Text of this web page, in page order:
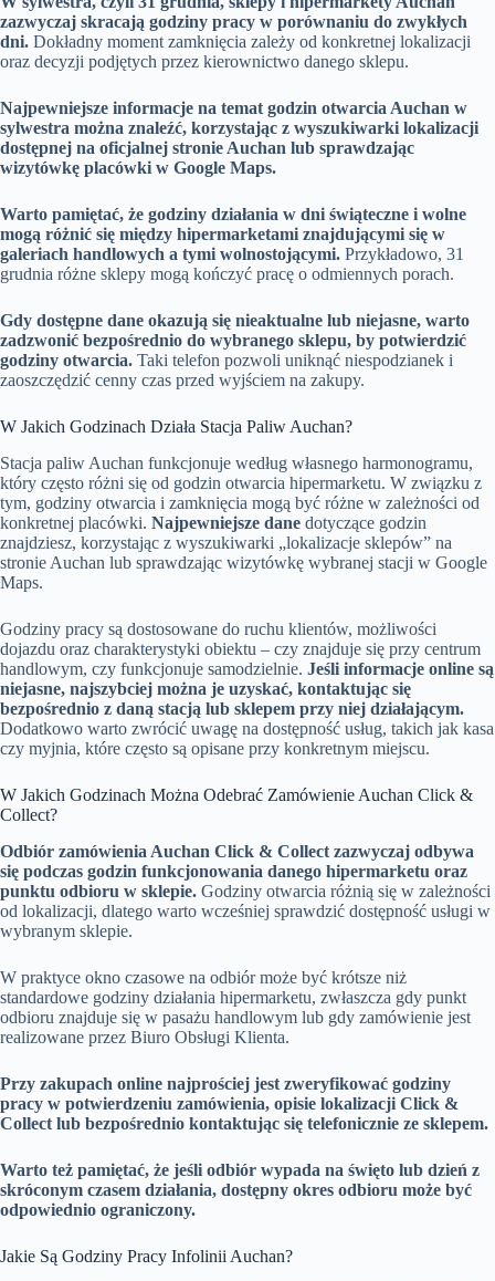
zazwyczaj skracają godziny pracy w porównaniu do zwykłych
dni. Dokładny moment zamknięcia zależy od konkretnej lokalizacji
oraz decyzji podjętych przez kierownictwo danego sklepu.
Najpewniejsze informacje na temat godzin otwarcia Auchan w
sylwestra można znaleźć, korzystając z wyszukiwarki lokalizacji
dostępnej na oficjalnej stronie Auchan lub sprawdzając
wizytówkę placówki w Google Maps.
Warto pamiętać, że godziny działania w dni świąteczne i wolne
mogą różnić się między hipermarketami znajdującymi się w
galeriach handlowych a tymi wolnostojącymi. Przykładowo, 31
grudnia różne sklepy mogą kończyć pracę o odmiennych porach.
Gdy dostępne dane okazują się nieaktualne lub niejasne, warto
zadzwonić bezpośrednio do wybranego sklepu, by potwierdzić
godziny otwarcia. Taki telefon pozwoli uniknąć niespodzianek i
zaoszczędzić cenny czas przed wyjściem na zakupy.
W Jakich Godzinach Działa Stacja Paliw Auchan?
Stacja paliw Auchan funkcjonuje według własnego harmonogramu,
który często różni się od godzin otwarcia hipermarketu. W związku z
tym, godziny otwarcia i zamknięcia mogą być różne w zależności od
konkretnej placówki. Najpewniejsze dane dotyczące godzin
znajdziesz, korzystając z wyszukiwarki „lokalizacje sklepów” na
stronie Auchan lub sprawdzając wizytówkę wybranej stacji w Google
Maps.
Godziny pracy są dostosowane do ruchu klientów, możliwości
dojazdu oraz charakterystyki obiektu – czy znajduje się przy centrum
handlowym, czy funkcjonuje samodzielnie. Jeśli informacje online są
niejasne, najszybciej można je uzyskać, kontaktując się
bezpośrednio z daną stacją lub sklepem przy niej działającym.
Dodatkowo warto zwrócić uwagę na dostępność usług, takich jak kasa
czy myjnia, które często są opisane przy konkretnym miejscu.
W Jakich Godzinach Można Odebrać Zamówienie Auchan Click &
Collect?
Odbiór zamówienia Auchan Click & Collect zazwyczaj odbywa
się podczas godzin funkcjonowania danego hipermarketu oraz
punktu odbioru w sklepie. Godziny otwarcia różnią się w zależności
od lokalizacji, dlatego warto wcześniej sprawdzić dostępność usługi w
wybranym sklepie.
W praktyce okno czasowe na odbiór może być krótsze niż
standardowe godziny działania hipermarketu, zwłaszcza gdy punkt
odbioru znajduje się w pasażu handlowym lub gdy zamówienie jest
realizowane przez Biuro Obsługi Klienta.
Przy zakupach online najprościej jest zweryfikować godziny
pracy w potwierdzeniu zamówienia, opisie lokalizacji Click &
Collect lub bezpośrednio kontaktując się telefonicznie ze sklepem.
Warto też pamiętać, że jeśli odbiór wypada na święto lub dzień z
skróconym czasem działania, dostępny okres odbioru może być
odpowiednio ograniczony.
Jakie Są Godziny Pracy Infolinii Auchan?